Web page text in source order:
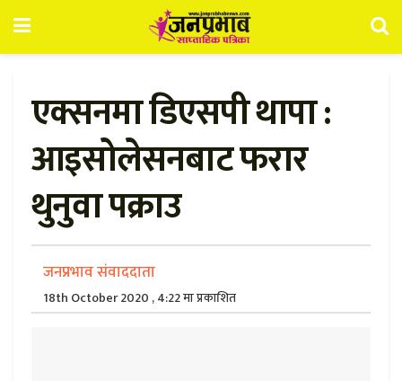
एक्सनमा डिएसपी थापा :
आइसोलेसनबाट फरार
थुनुवा पक्राउ
जनप्रभाव संवाददाता
18th October 2020 , 4:22 मा प्रकाशित